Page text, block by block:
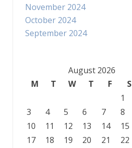
November 2024
October 2024
September 2024
August 2026
M
T W T F S
1
3
4 5 6 7 8
10
11 12 13 14 15
17
18 19 20 21 22